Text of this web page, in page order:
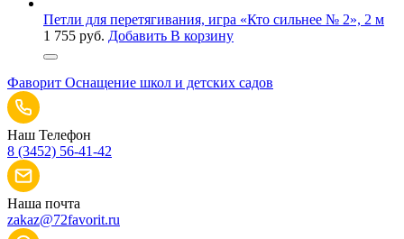
Петли для перетягивания, игра «Кто сильнее № 2», 2 м
1 755 руб. Добавить В корзину
Фаворит Оснащение школ и детских садов
Наш Телефон
8 (3452) 56-41-42
Наша почта
zakaz@72favorit.ru